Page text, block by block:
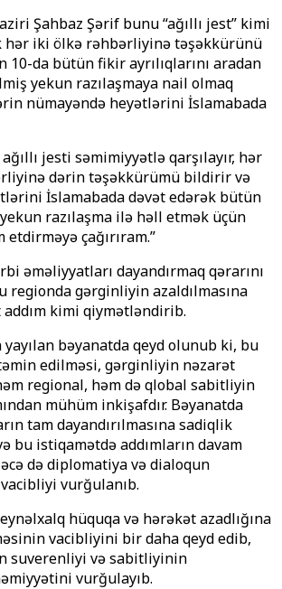
Şahbaz Şərif bunu “ağıllı jest” kimi
hər iki ölkə rəhbərliyinə təşəkkürünü
da bütün fikir ayrılıqlarını aradan
yekun razılaşmaya nail olmaq
nümayəndə heyətlərini İslamabada
jesti səmimiyyətlə qarşılayır, hər
dərin təşəkkürümü bildirir və
İslamabada dəvət edərək bütün
razılaşma ilə həll etmək üçün
etdirməyə çağırıram.”
əməliyyatları dayandırmaq qərarını
regionda gərginliyin azaldılmasına
kimi qiymətləndirib.
yayılan bəyanatda qeyd olunub ki, bu
edilməsi, gərginliyin nəzarət
regional, həm də qlobal sabitliyin
mühüm inkişafdır. Bəyanatda
tam dayandırılmasına sadiqlik
bu istiqamətdə addımların davam
də diplomatiya və dialoqun
vurğulanıb.
hüquqa və hərəkət azadlığına
vacibliyini bir daha qeyd edib,
suverenliyi və sabitliyinin
vurğulayıb.